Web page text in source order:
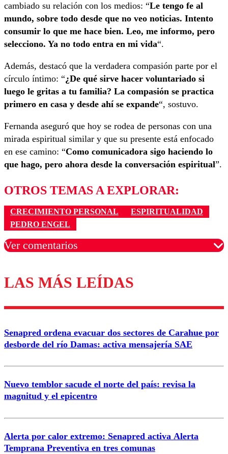
cambiado su relación con los medios: “Le tengo fe al
mundo, sobre todo desde que no veo noticias. Intento
consumir lo que me hace bien. Leo, me informo, pero
selecciono. Ya no todo entra en mi vida“.
Además, destacó que la verdadera compasión parte por el
círculo íntimo: “¿De qué sirve hacer voluntariado si
luego le gritas a tu familia? La compasión se practica
primero en casa y desde ahí se expande“, sostuvo.
Fernanda aseguró que hoy se rodea de personas con una
mirada espiritual similar y que su presente está enfocado
en ese camino: “Como comunicadora sigo haciendo lo
que hago, pero ahora desde la conversación espiritual”.
OTROS TEMAS A EXPLORAR:
CRECIMIENTO PERSONAL
ESPIRITUALIDAD
PEDRO ENGEL
Ver comentarios
Los comentarios son moderados para garantizar un
diálogo respetuoso.
Correo
LAS MÁS LEÍDAS
Senapred ordena evacuar dos sectores de Carahue por
desborde del río Damas: activa mensajería SAE
Nuevo temblor sacude el norte del país: revisa la
magnitud y el epicentro
Alerta por calor extremo: Senapred activa Alerta
Temprana Preventiva en tres comunas